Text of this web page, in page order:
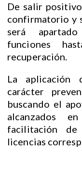
De salir
confirmatorio y
será
funciones
recuperación.
La aplicación
carácter
buscando el
alcanzados
facilitación
licencias